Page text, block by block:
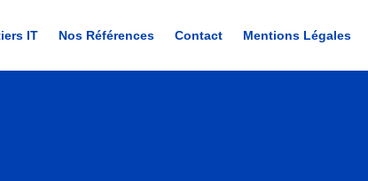
IT Nos Références Contact Mentions Légales